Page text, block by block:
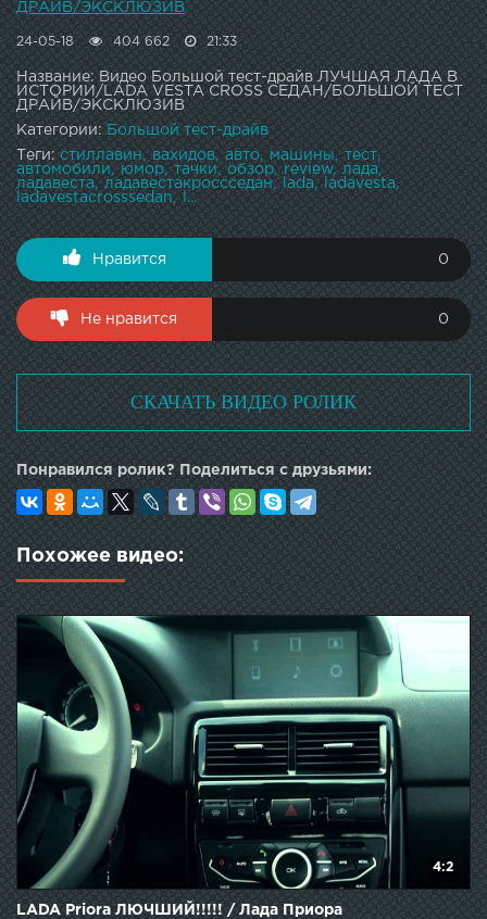
ДРАЙВ/ЭКСКЛЮЗИВ
24-05-18 404 662 21:33
Название: Видео Большой тест-драйв ЛУЧШАЯ ЛАДА В
ИСТОРИИ/LADA VESTA CROSS СЕДАН/БОЛЬШОЙ ТЕСТ
ДРАЙВ/ЭКСКЛЮЗИВ
Категории: Большой тест-драйв
Теги: стиллавин вахидов авто машины
тест
автомобили
юмор тачки обзор review
лада
ладавеста
ладавестакроссседан lada
ladavesta
ladavestacrosssedan
l...
Нравится 0
Не нравится 0
СКАЧАТЬ ВИДЕО РОЛИК
Понравился ролик? Поделиться с друзьями:
Похожее видео:
4:2
LADA Priora ЛЮЧШИЙ!!!!! / Лада Приора